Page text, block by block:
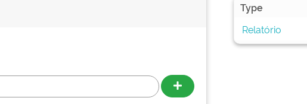
Type
Relatório